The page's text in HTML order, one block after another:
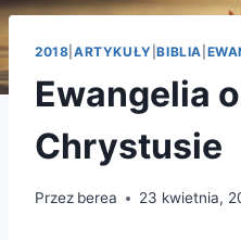
2018 ARTYKUŁY |BIBLIA
Ewangelia
Chrystusie
Przez berea 23 kwietnia,